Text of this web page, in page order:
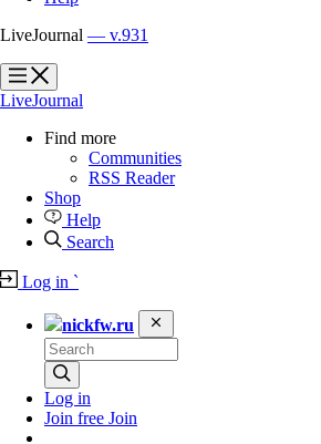
LiveJournal — v.931
?
?
LiveJournal
Find more
Communities
RSS Reader
Shop
Help
Search
Log in `
nickfw.ru
Log in
Join free Join